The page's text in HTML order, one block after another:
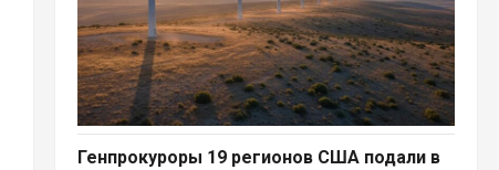
Генпрокуроры 19 регионов США подали в